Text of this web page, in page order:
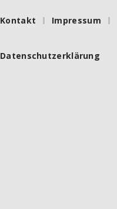
Kontakt Impressum
Datenschutzerklärung